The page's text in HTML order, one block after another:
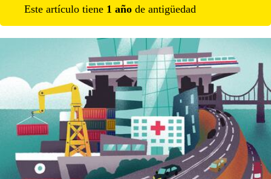
Este artículo tiene 1 año de antigüedad